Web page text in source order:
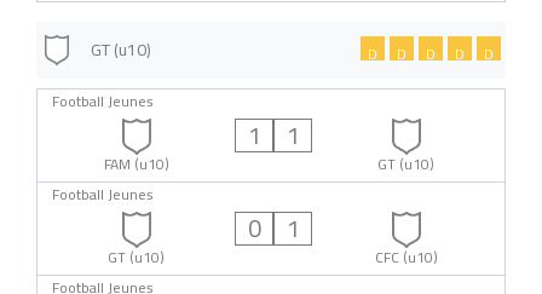
GT (u10) D
D
D
D
D
Football Jeunes
FAM (u10)
1 1
GT (u10)
Football Jeunes
GT (u10)
0 1
CFC (u10)
Football Jeunes